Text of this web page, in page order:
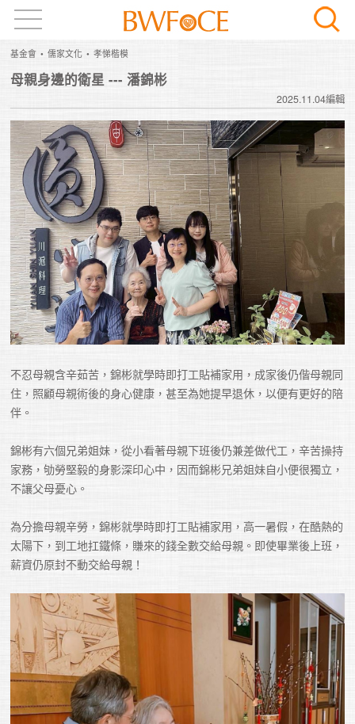
基金會 儒家文化 孝悌楷模
母親身邊的衛星 --- 潘錦彬
2025.11.04編輯
不忍母親含辛茹苦，錦彬就學時即打工貼補家用，成家後仍偕母親同
住，照顧母親術後的身心健康，甚至為她提早退休，以便有更好的陪
伴。
錦彬有六個兄弟姐妹，從小看著母親下班後仍兼差做代工，辛苦操持
家務，劬勞堅毅的身影深印心中，因而錦彬兄弟姐妹自小便很獨立，
不讓父母憂心。
為分擔母親辛勞，錦彬就學時即打工貼補家用，高一暑假，在酷熱的
太陽下，到工地扛鐵條，賺來的錢全數交給母親。即使畢業後上班，
薪資仍原封不動交給母親！